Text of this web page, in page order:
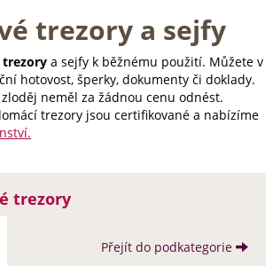
trezory a sejfy
trezory a sejfy k běžnému použití. Můžete v
hotovost, šperky, dokumenty či doklady.
neměl za žádnou cenu odnést.
trezory jsou certifikované a nabízíme
trezory
Přejít do podkategorie